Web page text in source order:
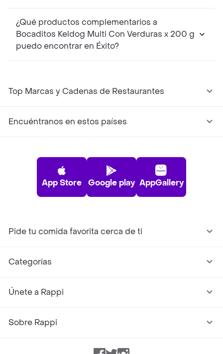
¿Qué productos complementarios a
Bocaditos Keldog Multi Con Verduras x 200 g
puedo encontrar en Éxito?
Top Marcas y Cadenas de Restaurantes
Encuéntranos en estos países
App Store Google play AppGallery
Pide tu comida favorita cerca de ti
Categorías
Únete a Rappi
Sobre Rappi